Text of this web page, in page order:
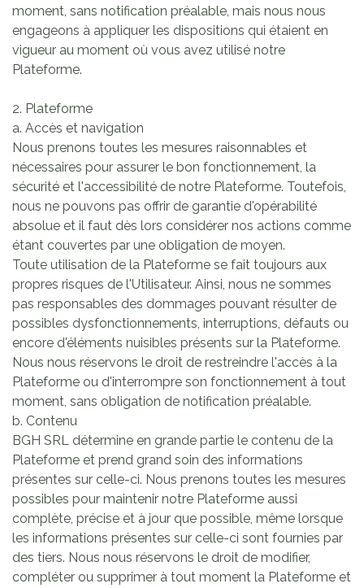
moment, sans notification préalable, mais nous nous
engageons à appliquer les dispositions qui étaient en
vigueur au moment où vous avez utilisé notre
Plateforme.
2. Plateforme
a. Accès et navigation
Nous prenons toutes les mesures raisonnables et
nécessaires pour assurer le bon fonctionnement, la
sécurité et l'accessibilité de notre Plateforme. Toutefois,
nous ne pouvons pas offrir de garantie d'opérabilité
absolue et il faut dès lors considérer nos actions comme
étant couvertes par une obligation de moyen.
Toute utilisation de la Plateforme se fait toujours aux
propres risques de l'Utilisateur. Ainsi, nous ne sommes
pas responsables des dommages pouvant résulter de
possibles dysfonctionnements, interruptions, défauts ou
encore d'éléments nuisibles présents sur la Plateforme.
Nous nous réservons le droit de restreindre l'accès à la
Plateforme ou d'interrompre son fonctionnement à tout
moment, sans obligation de notification préalable.
b. Contenu
BGH SRL détermine en grande partie le contenu de la
Plateforme et prend grand soin des informations
présentes sur celle-ci. Nous prenons toutes les mesures
possibles pour maintenir notre Plateforme aussi
complète, précise et à jour que possible, même lorsque
les informations présentes sur celle-ci sont fournies par
des tiers. Nous nous réservons le droit de modifier,
compléter ou supprimer à tout moment la Plateforme et